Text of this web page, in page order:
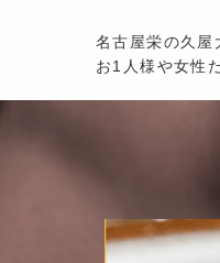
名古屋栄の久屋
お1人様や女性